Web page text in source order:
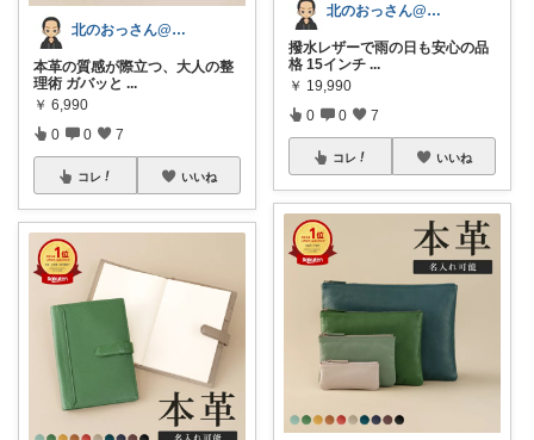
北のおっさん@ガジェット好き
本革の質感が際立つ、大人の整
理術 ガバッと ...
￥ 6,990
0 0 7
コレ いいね
北のおっさん@ガジェット好き
撥水レザーで雨の日も安心の品
格 15インチ ...
￥ 19,990
0 0 7
コレ いいね